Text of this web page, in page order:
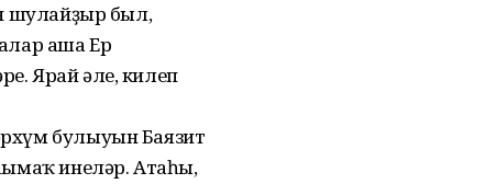
шулайҙыр был,
аша Ер
Ярай әле, килеп
булыуын Баязит
инеләр. Атаһы,